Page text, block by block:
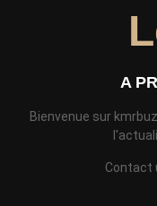
A
Bienvenue sur
Contact